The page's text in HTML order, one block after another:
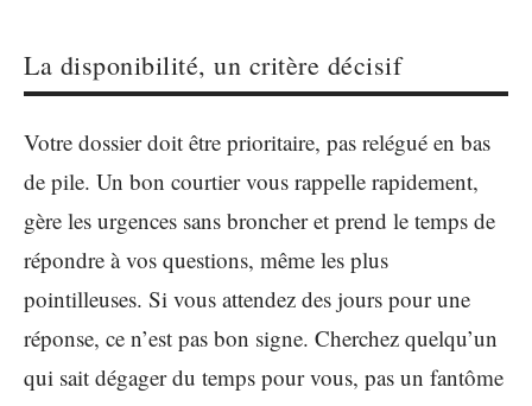
La disponibilité, un critère décisif
Votre dossier doit être prioritaire, pas relégué en bas
de pile. Un bon courtier vous rappelle rapidement,
gère les urgences sans broncher et prend le temps de
répondre à vos questions, même les plus
pointilleuses. Si vous attendez des jours pour une
réponse, ce n’est pas bon signe. Cherchez quelqu’un
qui sait dégager du temps pour vous, pas un fantôme